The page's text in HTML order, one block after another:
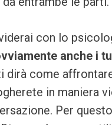
con lo
anche i
dirà come
in maniera
Per